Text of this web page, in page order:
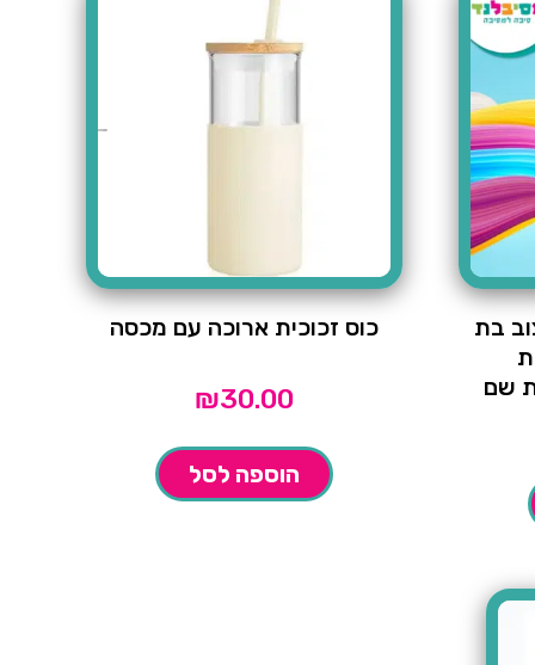
בת
שם
כוס זכוכית ארוכה עם מכסה
₪30.00
הוספה לסל